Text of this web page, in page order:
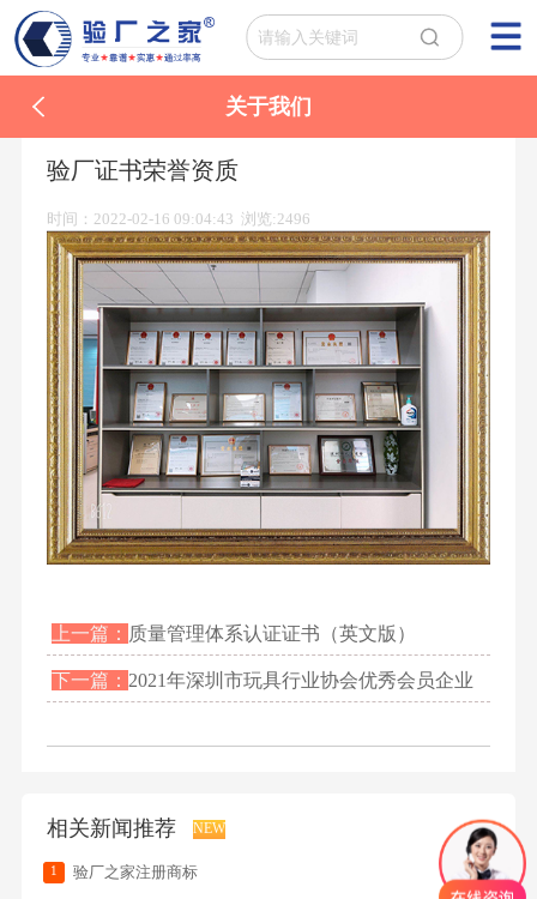
关于我们
验厂证书荣誉资质
时间：2022-02-16 09:04:43 浏览:2496
上一篇： 质量管理体系认证证书（英文版）
下一篇： 2021年深圳市玩具行业协会优秀会员企业
相关新闻推荐 NEW
1 验厂之家注册商标